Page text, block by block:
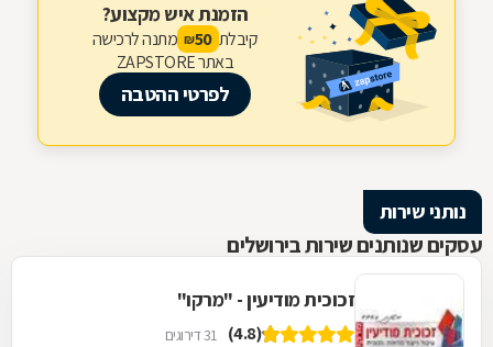
הזמנת איש מקצוע?
קיבלת 50
₪ מתנה לרכישה
באתר ZAPSTORE
לפרטי ההטבה
נותני שירות
עסקים שנותנים שירות בירושלים
זכוכית מודיעין - "מרקו"
(4.8) 31 דירוגים